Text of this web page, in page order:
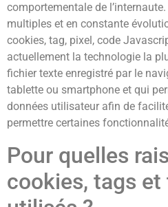
comportementale de
multiples et en constante
cookies, tag, pixel, code
actuellement la technologie la
fichier texte enregistré par le
tablette ou smartphone et qui
données utilisateur afin de
permettre certaines
Pour quelles
cookies, tags